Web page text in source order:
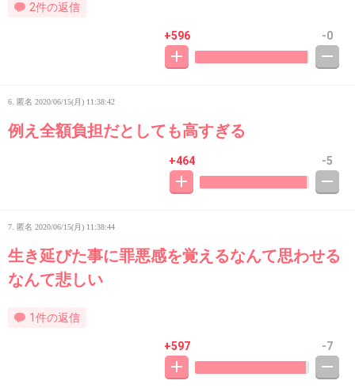
2件の返信
+596 -0
6. 匿名 2020/06/15(月) 11:38:42
例え全額負担だとしても高すぎる
+464 -5
7. 匿名 2020/06/15(月) 11:38:44
生き延びた事に罪悪感を覚えるなんて思わせる
なんて悲しい
1件の返信
+597 -7